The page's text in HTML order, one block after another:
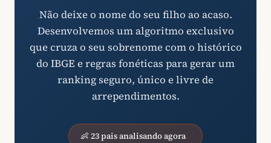
Não deixe o nome do seu filho ao acaso.
Desenvolvemos um algoritmo exclusivo
que cruza o seu sobrenome com o histórico
do IBGE e regras fonéticas para gerar um
ranking seguro, único e livre de
arrependimentos.
👶 23 pais analisando agora